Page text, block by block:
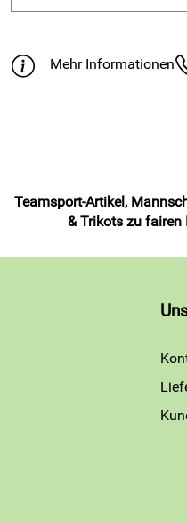
Mehr Informationen
Teamsport-Artikel,
& Trikots zu fairen